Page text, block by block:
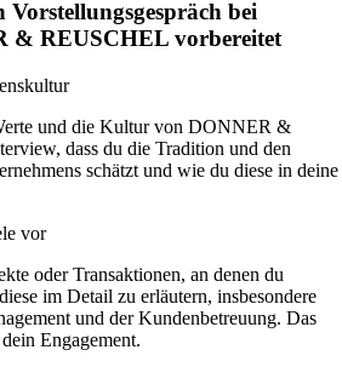
bei
& REUSCHEL vorbereitet
und die Kultur von DONNER &
dass du die Tradition und den
schätzt und wie du diese in deine
vor
oder Transaktionen, an denen du
im Detail zu erläutern, insbesondere
und der Kundenbetreuung. Das
Engagement.